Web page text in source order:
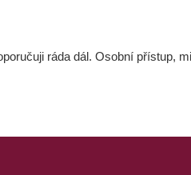
ráda dál. Osobní přístup,